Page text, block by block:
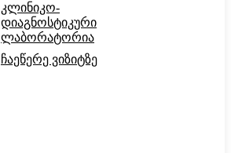
კლინიკო-
დიაგნოსტიკური
ლაბორატორია
ჩაეწერე ვიზიტზე